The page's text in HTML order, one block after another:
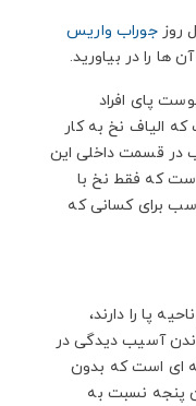
روزجوراب واریس
ها را در بیاورید.
پای افراد
که الیاف نخ به کار
در قسمت داخلی این
که فقط نخ با
برای کسانی که
پا را دارند،
آسیب دیدگی در
ای است که بدون
پنجه نسبت به